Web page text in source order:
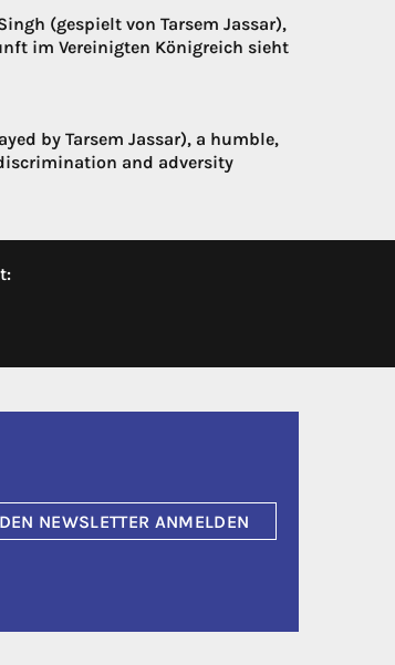
(gespielt von Tarsem Jassar),
im Vereinigten Königreich sieht
by Tarsem Jassar), a humble,
and adversity
NEWSLETTER ANMELDEN